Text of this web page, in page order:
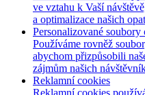
ve vztahu k Vaší
a optimalizace našich
Personalizované soubory
Používáme rovněž
abychom přizpůsobili
zájmům našich
Reklamní cookies
Reklamní cookies